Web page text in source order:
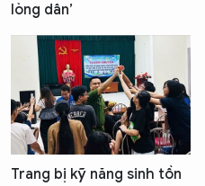
lòng dân’
Trang bị kỹ năng sinh tồn